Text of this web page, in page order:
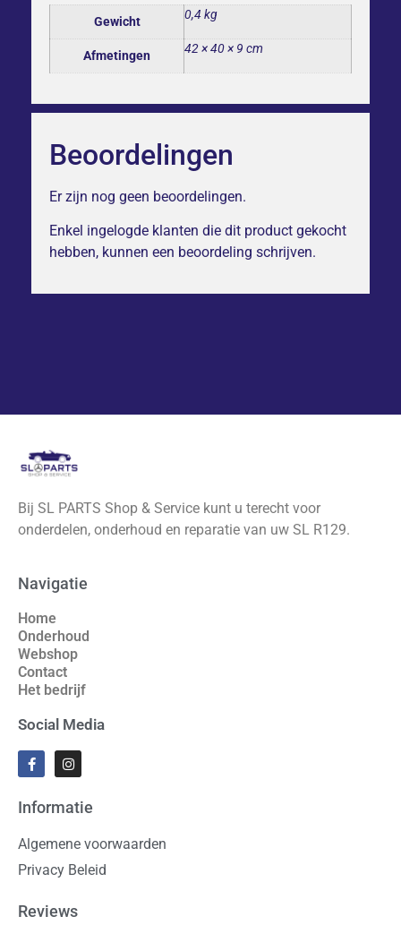
Gewicht 0,4 kg
Afmetingen 42 × 40 × 9 cm
Beoordelingen
Er zijn nog geen beoordelingen.
Enkel ingelogde klanten die dit product gekocht
hebben, kunnen een beoordeling schrijven.
Bij SL PARTS Shop & Service kunt u terecht voor
onderdelen, onderhoud en reparatie van uw SL R129.
Navigatie
Home
Onderhoud
Webshop
Contact
Het bedrijf
Social Media
Informatie
Algemene voorwaarden
Privacy Beleid
Reviews